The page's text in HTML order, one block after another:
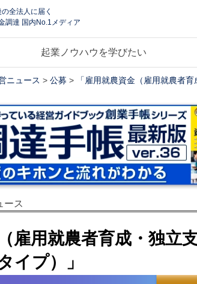
全法人に届く
調達 国内No.1メディア
起業ノウハウを学びたい
ニュース > 公募 > 「雇用就農資金（雇用就農者
ース
雇用就農者育成・独立
イプ）」